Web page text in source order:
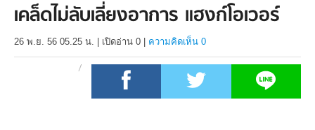
เคล็ดไม่ลับเลี่ยงอาการ แฮงก์โอเวอร์
26 พ.ย. 56 05.25 น. เปิดอ่าน 0 ความคิดเห็น 0